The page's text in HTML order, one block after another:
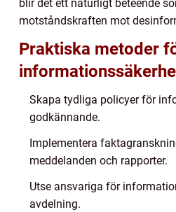
blir det ett naturligt beteende
motståndskraften mot
Praktiska metoder
Skapa tydliga policyer för
godkännande.
Implementera
meddelanden och rapporter.
Utse ansvariga för
avdelning.